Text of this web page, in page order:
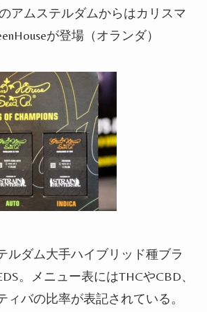
アムステルダムからはカリスマ
が登場（オランダ）
ルダム大手ハイブリッド種ブラ
。メニュー表にはTHCやCBD、
ィバの比率が表記されている。